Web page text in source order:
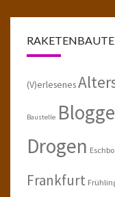
(V)erlesenes
Baustelle
Drogen
Frankfurt